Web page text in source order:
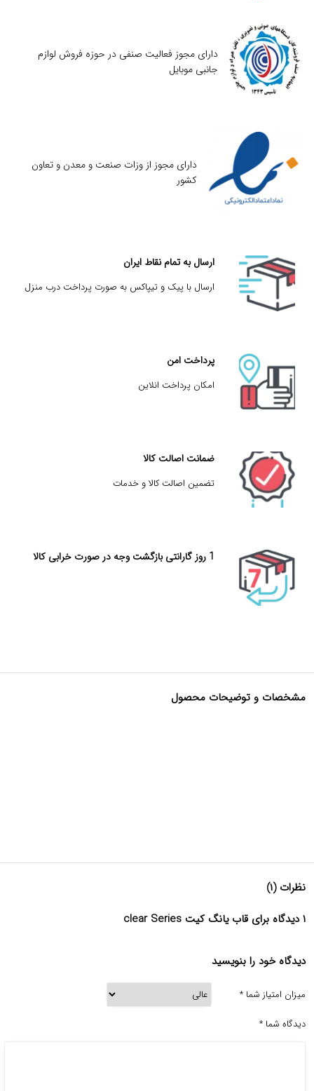
دارای مجوز فعالیت صنفی در حوزه فروش لوازم
جانبی موبایل
دارای مجوز از وزات صنعت و معدن و تعاون
کشور
ارسال به تمام نقاط ایران
ارسال با پیک و تیپاکس به صورت پرداخت درب منزل
پرداخت امن
امکان پرداخت انلاین
ضمانت اصالت کالا
تضمین اصالت کالا و خدمات
1 روز گارانتی بازگشت وجه در صورت خرابی کالا
مشخصات و توضیحات محصول
نظرات (۱)
۱ دیدگاه برای قاب یانگ کیت clear Series
دیدگاه خود را بنویسید
میزان امتیاز شما *
دیدگاه شما *